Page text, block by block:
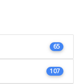
65
107